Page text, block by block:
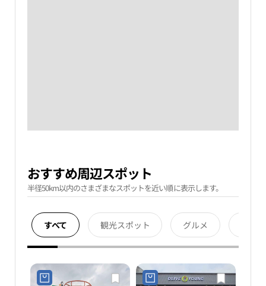
おすすめ周辺スポット
半径50km以内のさまざまなスポットを近い順に表示します。
すべて 観光スポット グルメ